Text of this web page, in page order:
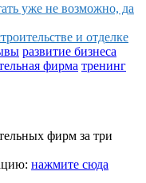
уже не возможно, да
и отделке
развитие бизнеса
фирма тренинг
фирм за три
нажмите сюда